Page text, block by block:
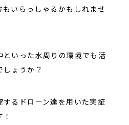
いらっしゃるかもしれませ
といった水周りの環境でも活
ょうか？
るドローン達を用いた実証